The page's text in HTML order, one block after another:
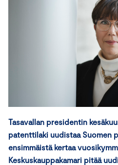
Tasavallan presidentin
patenttilaki uudistaa Suomen
ensimmäistä kertaa
Keskuskauppakamari pitää